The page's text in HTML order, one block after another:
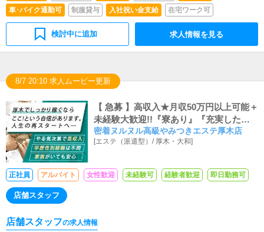
車･バイク通勤可
制服貸与 入社祝い金支給 在宅ワーク可
検討中に追加 求人情報を見る
8/7 20:10 求人ムービー更新
【 急募 】高収入★月収50万円以上可能＋
未経験大歓迎!!『寮あり』『充実した福
利厚生』『有給休暇あり』
密着ヌルヌル高級やみつきエステ厚木店
[エステ（派遣型）/ 厚木・大和]
正社員 アルバイト 女性歓迎 未経験可 経験者歓迎 即日勤務可
店舗スタッフ
店舗スタッフの求人情報